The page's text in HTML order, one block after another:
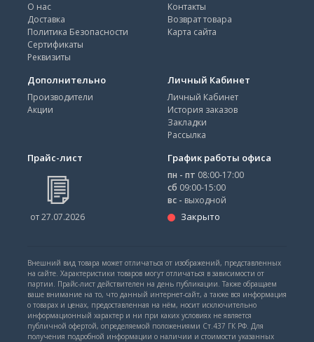
О нас
Доставка
Политика Безопасности
Сертификаты
Реквизиты
Контакты
Возврат товара
Карта сайта
Дополнительно
Производители
Акции
Личный Кабинет
Личный Кабинет
История заказов
Закладки
Рассылка
Прайс-лист
от 27.07.2026
График работы офиса
пн - пт 08:00-17:00
сб 09:00-15:00
вс - выходной
Закрыто
Внешний вид товара может отличаться от изображений, представленных
на сайте. Характеристики товаров могут отличаться в зависимости от
партии. Прайс-лист действителен на день публикации. Также обращаем
ваше внимание на то, что данный интернет-сайт, а также вся информация
о товарах и ценах, предоставленная на нём, носит исключительно
информационный характер и ни при каких условиях не является
публичной офертой, определяемой положениями Ст.437 ГК РФ. Для
получения подробной информации о наличии и стоимости указанных